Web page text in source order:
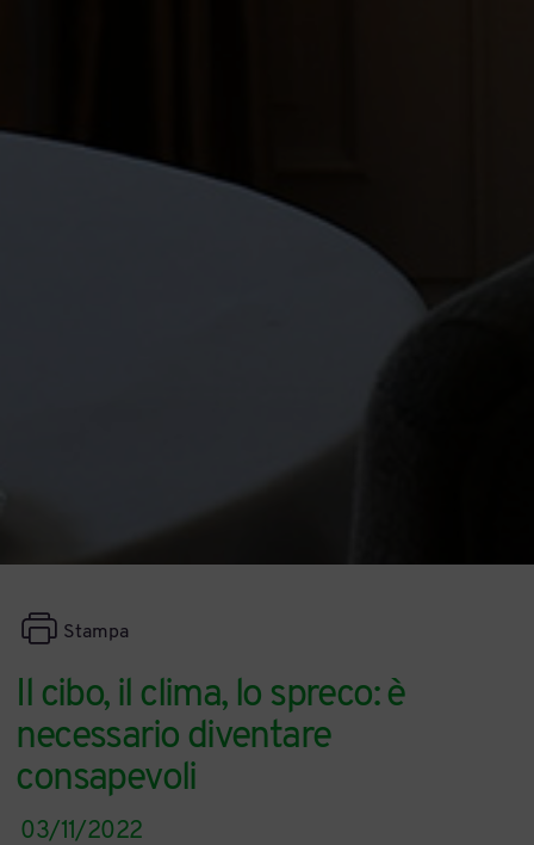
Il cibo, il clima, lo spreco: è
necessario diventare
consapevoli
Stampa
03/11/2022